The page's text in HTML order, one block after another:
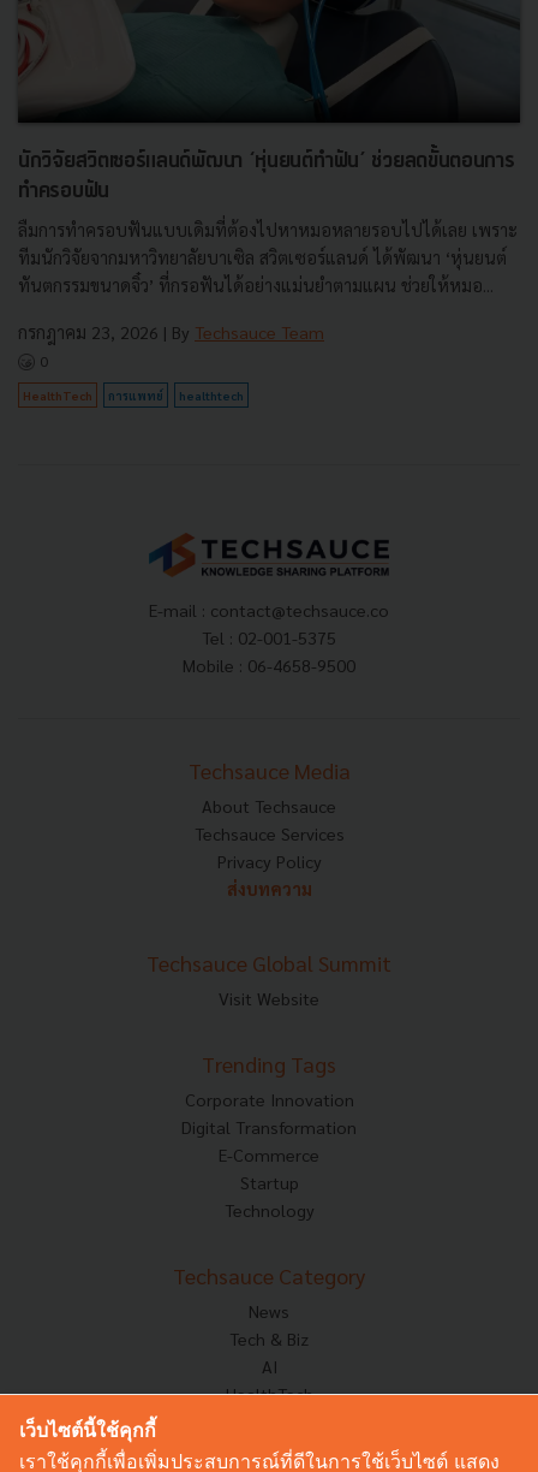
นักวิจัยสวิตเซอร์แลนด์พัฒนา ‘หุ่นยนต์ทำฟัน’ ช่วยลดขั้นตอนการ
ทำครอบฟัน
ลืมการทำครอบฟันแบบเดิมที่ต้องไปหาหมอหลายรอบไปได้เลย เพราะ
ทีมนักวิจัยจากมหาวิทยาลัยบาเซิล สวิตเซอร์แลนด์ ได้พัฒนา ‘หุ่นยนต์
ทันตกรรมขนาดจิ๋ว’ ที่กรอฟันได้อย่างแม่นยำตามแผน ช่วยให้หมอ...
กรกฎาคม 23, 2026 | By Techsauce Team
0
HealthTech การแพทย์ healthtech
E-mail : contact@techsauce.co
Tel : 02-001-5375
Mobile : 06-4658-9500
Techsauce Media
About Techsauce
Techsauce Services
Privacy Policy
ส่งบทความ
Techsauce Global Summit
Visit Website
Trending Tags
Corporate Innovation
Digital Transformation
E-Commerce
Startup
Technology
Techsauce Category
News
Tech & Biz
AI
HealthTech
Corp Innov
เว็บไซต์นี้ใช้คุกกี้
เราใช้คุกกี้เพื่อเพิ่มประสบการณ์ที่ดีในการใช้เว็บไซต์ แสดง